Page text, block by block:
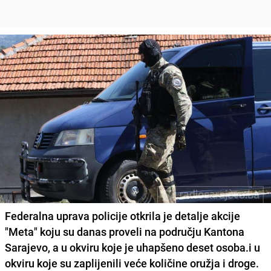
Federalna uprava policije otkrila je detalje akcije
"Meta" koju su danas proveli na području Kantona
Sarajevo, a u okviru koje je uhapšeno deset osoba.i u
okviru koje su zaplijenili veće količine oružja i droge.